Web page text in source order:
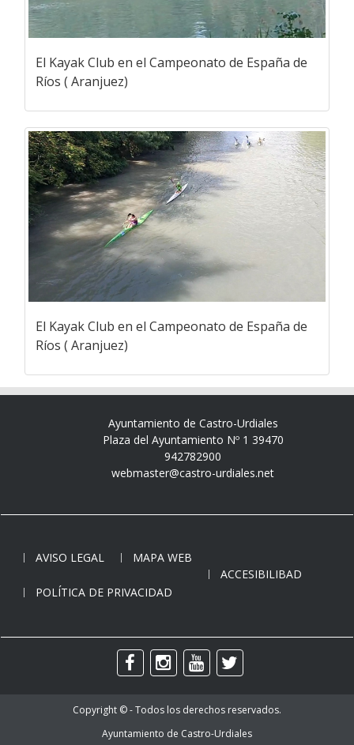
El Kayak Club en el Campeonato de España de
Ríos ( Aranjuez)
El Kayak Club en el Campeonato de España de
Ríos ( Aranjuez)
Ayuntamiento de Castro-Urdiales
Plaza del Ayuntamiento Nº 1 39470
942782900
webmaster@castro-urdiales.net
AVISO LEGAL
MAPA WEB
ACCESIBILIBAD
POLÍTICA DE PRIVACIDAD
Copyright © - Todos los derechos reservados.
Ayuntamiento de Castro-Urdiales